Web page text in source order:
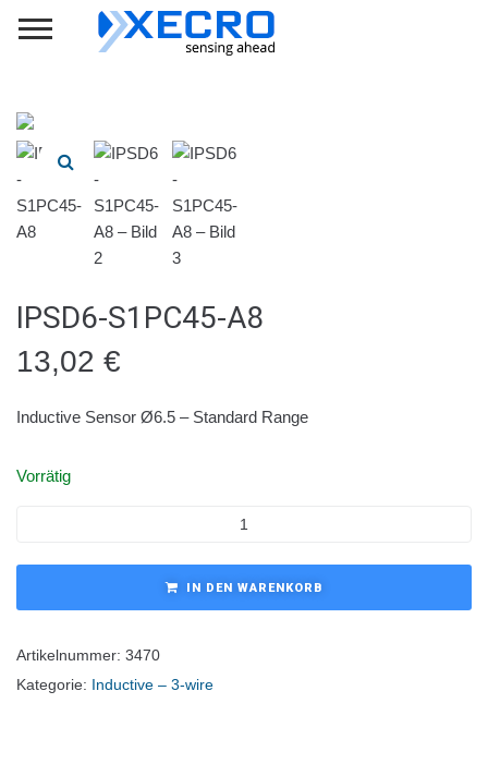
IPSD6-S1PC45-A8
13,02 €
Inductive Sensor Ø6.5 – Standard Range
Vorrätig
IN DEN WARENKORB
Artikelnummer: 3470
Kategorie: Inductive – 3-wire